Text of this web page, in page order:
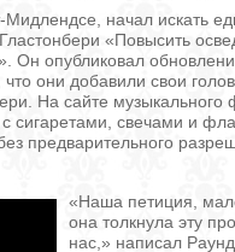
Мидлендсе, начал искать
«Повысить
Он опубликовал
что они добавили свои
На сайте музыкального
сигаретами, свечами и
предварительного
«Наша петиция,
она толкнула эту
нас,» написал